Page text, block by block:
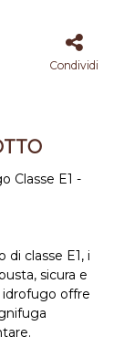
Condividi
Classe E1 -
classe E1, i
sicura e
offre